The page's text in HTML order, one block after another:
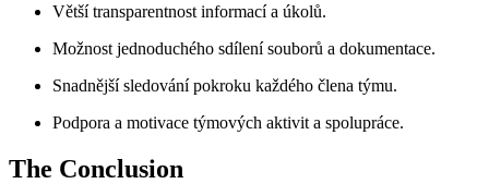
Větší transparentnost informací a úkolů.
Možnost jednoduchého sdílení souborů a dokumentace.
Snadnější sledování pokroku každého člena týmu.
Podpora a motivace týmových aktivit a spolupráce.
The Conclusion